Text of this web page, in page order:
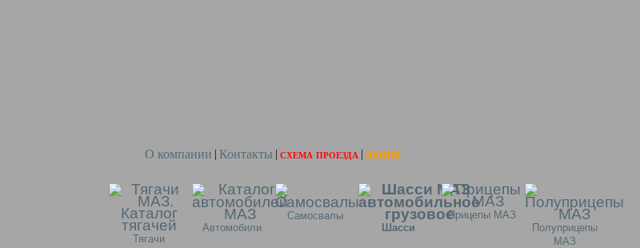
О компании Контакты схема проезда акции
Тягачи
Автомобили
Самосвалы
Шасси
Прицепы МАЗ
Полуприцепы
МАЗ